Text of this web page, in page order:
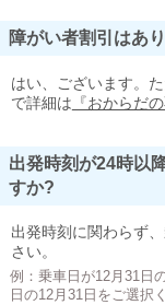
障がい者割引はあ
はい、ございます。
で詳細は 『おからだ
出発時刻が24時以
すか?
出発時刻に関わらず
さい。
例：乗車日が12月31日
日の12月31日をご選択